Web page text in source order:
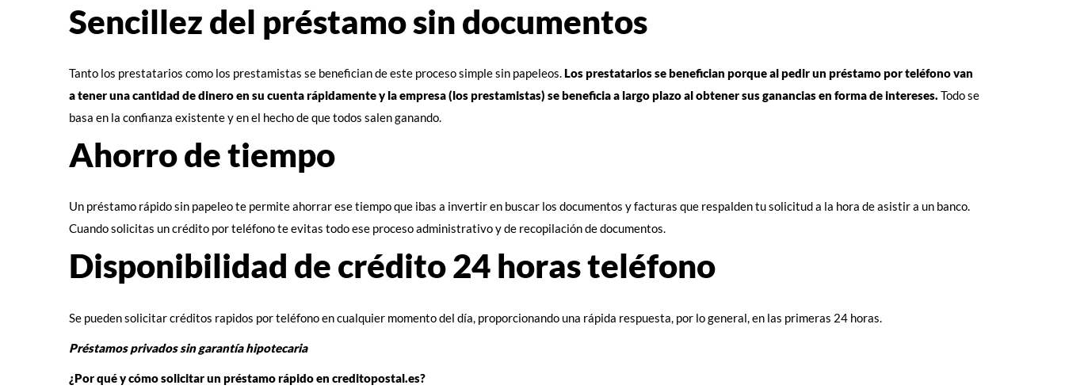
Sencillez del préstamo sin documentos
Tanto los prestatarios como los prestamistas se benefician de este proceso simple sin papeleos.Los prestatarios se benefician porque al pedir un préstamo por teléfono van
a tener una cantidad de dinero en su cuenta rápidamente y la empresa (los prestamistas) se beneficia a largo plazo al obtener sus ganancias en forma de intereses. Todo se
basa en la confianza existente y en el hecho de que todos salen ganando.
Ahorro de tiempo
Un préstamo rápido sin papeleo te permite ahorrar ese tiempo que ibas a invertir en buscar los documentos y facturas que respalden tu solicitud a la hora de asistir a un banco.
Cuando solicitas un crédito por teléfono te evitas todo ese proceso administrativo y de recopilación de documentos.
Disponibilidad de crédito 24 horas teléfono
Se pueden solicitar créditos rapidos por teléfono en cualquier momento del día, proporcionando una rápida respuesta, por lo general, en las primeras 24 horas.
Préstamos privados sin garantía hipotecaria
¿Por qué y cómo solicitar un préstamo rápido en creditopostal.es?